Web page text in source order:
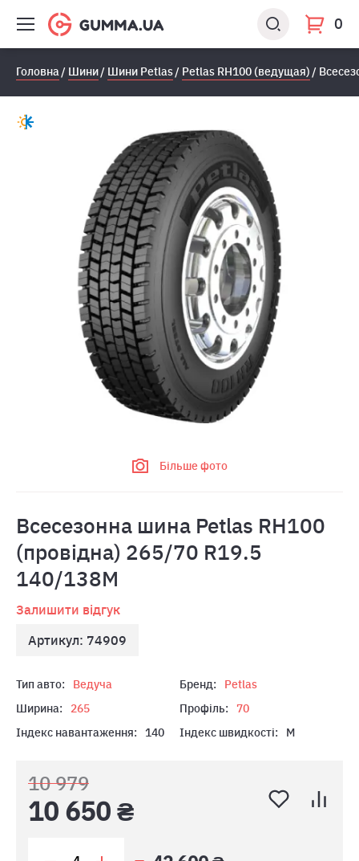
0
Головна Шини Шини Petlas Petlas RH100 (ведущая)
Більше фото
Всесезонна шина Petlas RH100
(провідна) 265/70 R19.5
140/138M
Залишити відгук
Артикул: 74909
Тип авто: Ведуча Бренд:
Petlas
Ширина:
265 Профіль:
70
Індекс навантаження:
140 Індекс швидкості: M
10 979
10 650 ₴